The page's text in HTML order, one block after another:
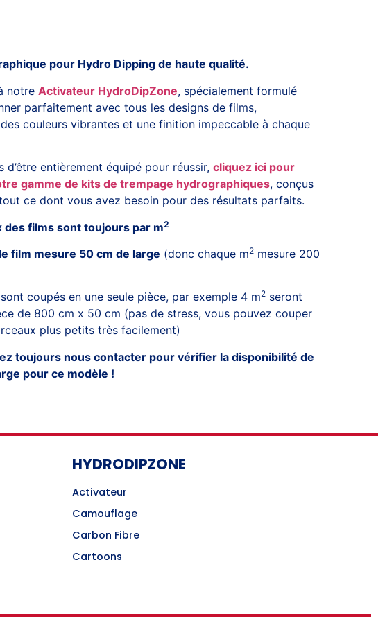
pour Hydro Dipping de haute qualité.
notre Activateur HydroDipZone, spécialement formulé
parfaitement avec tous les designs de films,
couleurs vibrantes et une finition impeccable à chaque
d’être entièrement équipé pour réussir, cliquez ici pour
gamme de kits de trempage hydrographiques, conçus
ce dont vous avez besoin pour des résultats parfaits.
des films sont toujours par m2
film mesure 50 cm de large (donc chaque m2 mesure 200
sont coupés en une seule pièce, par exemple 4 m2 seront
de 800 cm x 50 cm (pas de stress, vous pouvez couper
plus petits très facilement)
toujours nous contacter pour vérifier la disponibilité de
pour ce modèle !
HYDRODIPZONE
Activateur
Camouflage
Carbon Fibre
Cartoons